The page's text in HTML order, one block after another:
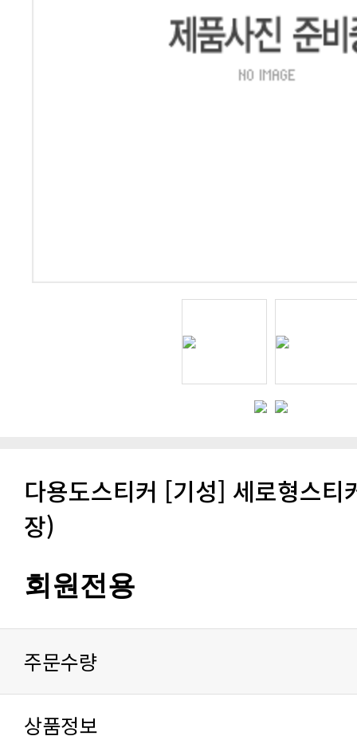
다용도스티커 [기성] 세로형스
장)
회원전용
주문수량
상품정보